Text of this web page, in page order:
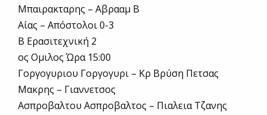
Μπαιρακταρης – Αβρααμ Β
Αίας – Απόστολοι 0-3
Β Ερασιτεχνική 2
ος Ομιλος Ώρα 15:00
Γοργογυριου Γοργογυρι – Κρ Βρύση Πετσας
Μακρης – Γιαννετσος
Ασπροβαλτου Ασπροβαλτος – Πιαλεια Τζανης